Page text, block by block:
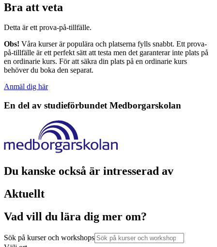
Bra att veta
Detta är ett prova-på-tillfälle.
Obs! Våra kurser är populära och platserna fylls snabbt. Ett prova-
på-tillfälle är ett perfekt sätt att testa men det garanterar inte plats på
en ordinarie kurs. För att säkra din plats på en ordinarie kurs
behöver du boka den separat.
Anmäl dig här
En del av studieförbundet Medborgarskolan
Du kanske också är intresserad av
Aktuellt
Vad vill du lära dig mer om?
Sök på kurser och workshops